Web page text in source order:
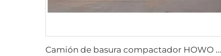
C
amión de basura compactador HOWO 6*4 20cbm con sistema hidráulico PLC, carga trasera, para gestión de residuos